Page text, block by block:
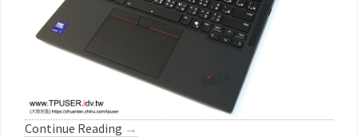
Continue Reading →